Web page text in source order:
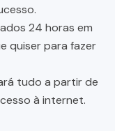
24 horas em
quiser para fazer
tudo a partir de
à internet.